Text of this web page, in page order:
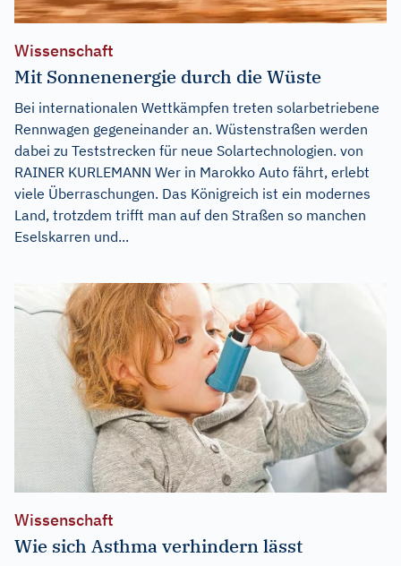
Wissenschaft
Mit Sonnenenergie durch die Wüste
Bei internationalen Wettkämpfen treten solarbetriebene
Rennwagen gegeneinander an. Wüstenstraßen werden
dabei zu Teststrecken für neue Solartechnologien. von
RAINER KURLEMANN Wer in Marokko Auto fährt, erlebt
viele Überraschungen. Das Königreich ist ein modernes
Land, trotzdem trifft man auf den Straßen so manchen
Eselskarren und...
Wissenschaft
Wie sich Asthma verhindern lässt